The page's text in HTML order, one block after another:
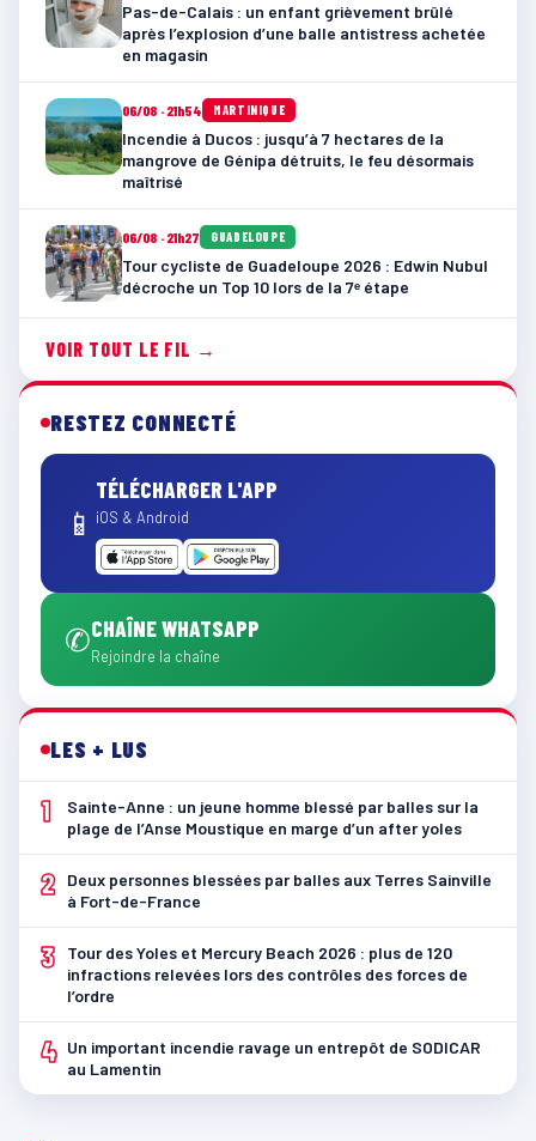
Pas-de-Calais : un enfant grièvement brûlé
après l’explosion d’une balle antistress achetée
en magasin
06/08 · 21h54 MARTINIQUE
Incendie à Ducos : jusqu’à 7 hectares de la
mangrove de Génipa détruits, le feu désormais
maîtrisé
06/08 · 21h27 GUADELOUPE
Tour cycliste de Guadeloupe 2026 : Edwin Nubul
décroche un Top 10 lors de la 7ᵉ étape
VOIR TOUT LE FIL →
RESTEZ CONNECTÉ
📱
TÉLÉCHARGER L'APP
iOS & Android
✆CHAÎNE WHATSAPP
Rejoindre la chaîne
LES + LUS
1
Sainte-Anne : un jeune homme blessé par balles sur la
plage de l’Anse Moustique en marge d’un after yoles
2
Deux personnes blessées par balles aux Terres Sainville
à Fort-de-France
3
Tour des Yoles et Mercury Beach 2026 : plus de 120
infractions relevées lors des contrôles des forces de
l’ordre
4 Un important incendie ravage un entrepôt de SODICAR
au Lamentin